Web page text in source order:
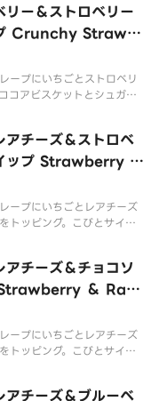
ー＆ストロベリー
Crunchy Strawb
Sauce ＆ Whi
ープにいちごとストロベリ
コアビスケットとシュガー
アチーズ＆ストロベ
ップ Strawberry ＆
Strawberry Sauc
ープにいちごとレアチーズ
トッピング。こびとサイズ
チーズ＆チョコソ
Strawberry ＆ Rare
Sauce ＆
ープにいちごとレアチーズ
トッピング。こびとサイズ
アチーズ＆ブルーベ